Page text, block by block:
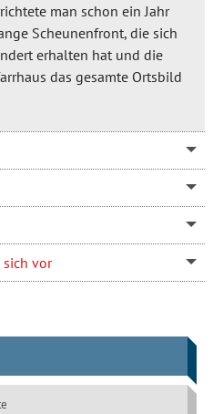
man schon ein Jahr
Scheunenfront, die sich
erhalten hat und die
das gesamte Ortsbild
sich vor